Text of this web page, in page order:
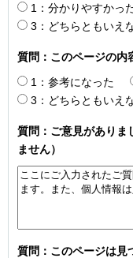
1：分かりやすかっ
3：どちらともいえ
質問：このページの内
1：参考になった
3：どちらともいえ
質問：ご意見がありま
ません）
質問：このページは見